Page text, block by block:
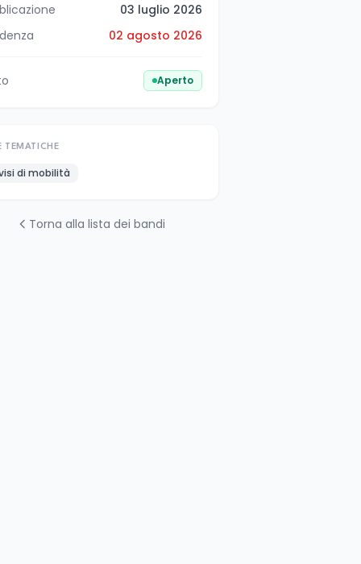
03 luglio 2026
02 agosto 2026
Aperto
TEMATICHE
di mobilità
Torna alla lista dei bandi